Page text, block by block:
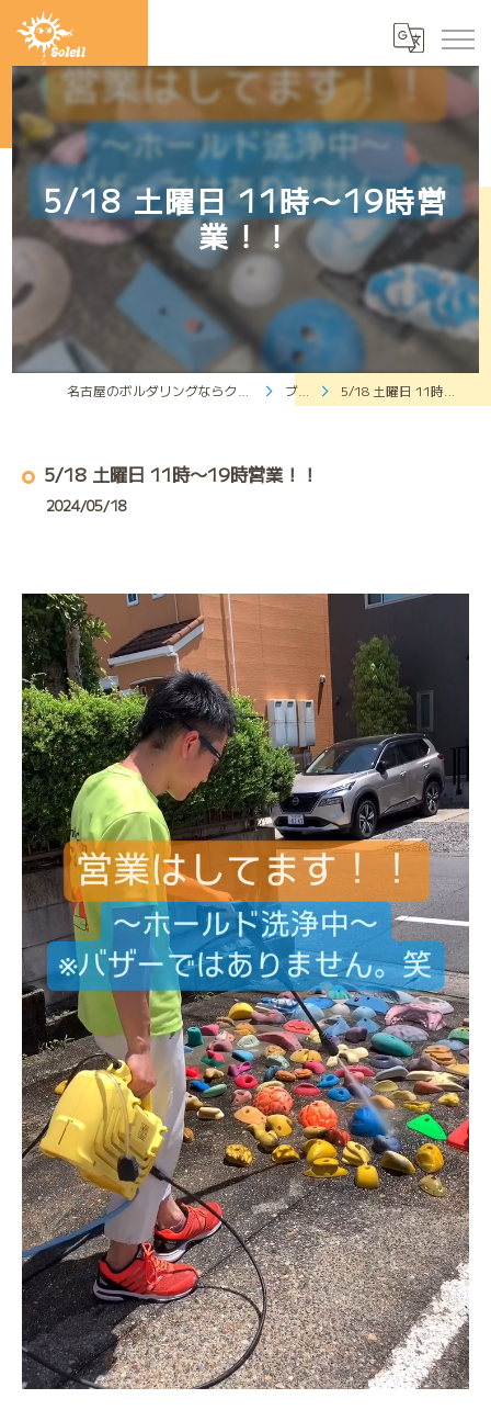
5/18 土曜日 11時〜19時営
業！！
ブログ 5/18 土曜日 11時〜19時営業！！
5/18 土曜日 11時〜19時営業！！
2024/05/18